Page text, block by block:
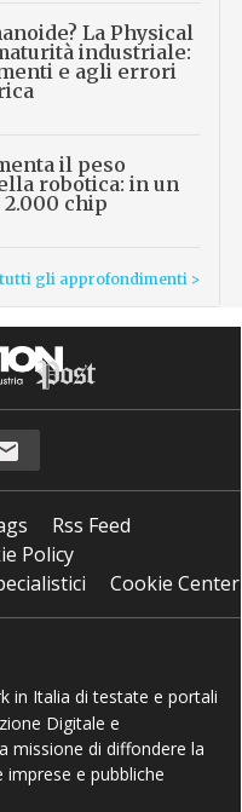
La Physical
industriale:
e agli errori
il peso
robotica: in un
chip
gli approfondimenti >
Rss Feed
Policy
Cookie Center
in Italia di testate e portali
Digitale e
missione di diffondere la
e pubbliche